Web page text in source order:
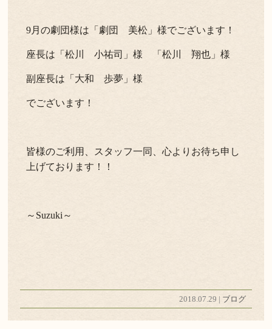
9月の劇団様は「劇団 美松」様でございます！
座長は「松川 小祐司」様 「松川 翔也」様
副座長は「大和 歩夢」様
でございます！
皆様のご利用、スタッフ一同、心よりお待ち申し
上げております！！
～Suzuki～
2018.07.29 | ブログ